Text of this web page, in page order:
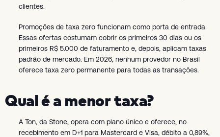
clientes.
Promoções de taxa zero funcionam como porta de entrada.
Essas ofertas costumam cobrir os primeiros 30 dias ou os
primeiros R$ 5.000 de faturamento e, depois, aplicam taxas
padrão de mercado. Em 2026, nenhum provedor no Brasil
oferece taxa zero permanente para todas as transações.
Qual é a menor taxa?
A Ton, da Stone, opera com plano único e oferece, no
recebimento em D+1 para Mastercard e Visa, débito a 0,89%,